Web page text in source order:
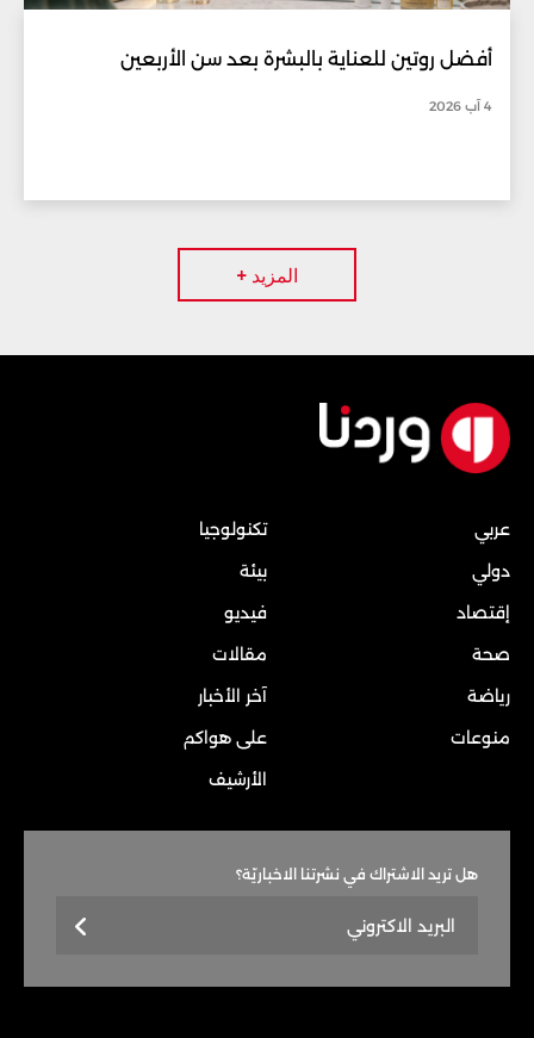
أفضل روتين للعناية بالبشرة بعد سن الأربعين
4 آب 2026
المزيد +
عربي
دولي
إقتصاد
صحة
رياضة
منوعات
تكنولوجيا
بيئة
فيديو
مقالات
آخر الأخبار
على هواكم
الأرشيف
هل تريد الاشتراك في نشرتنا الاخباريّة؟